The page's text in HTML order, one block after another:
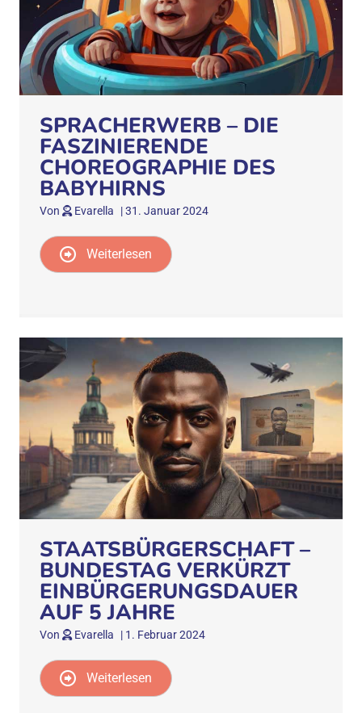
SPRACHERWERB – DIE
FASZINIERENDE
CHOREOGRAPHIE DES
BABYHIRNS
Von Evarella |31. Januar 2024
Weiterlesen
STAATSBÜRGERSCHAFT –
BUNDESTAG VERKÜRZT
EINBÜRGERUNGSDAUER
AUF 5 JAHRE
Von Evarella | 1. Februar 2024
Weiterlesen